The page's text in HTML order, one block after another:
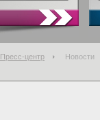
Пресс-центр Новости